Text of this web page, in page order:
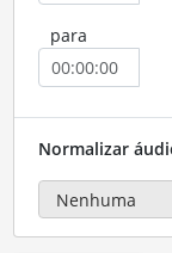
para
Normalizar